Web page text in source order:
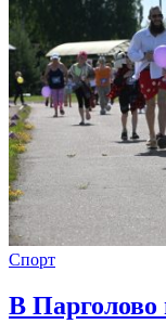
Спорт
В